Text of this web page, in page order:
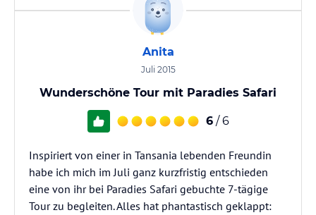
Anita
Juli 2015
Wunderschöne Tour mit Paradies Safari
6 / 6
Inspiriert von einer in Tansania lebenden Freundin
habe ich mich im Juli ganz kurzfristig entschieden
eine von ihr bei Paradies Safari gebuchte 7-tägige
Tour zu begleiten. Alles hat phantastisch geklappt: